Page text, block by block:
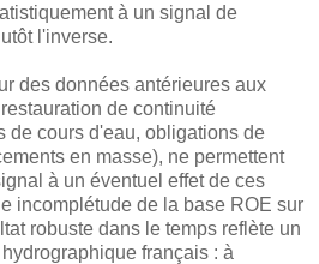
à un signal de
l'inverse.
des données antérieures aux
de continuité
de cours d'eau, obligations de
en masse), ne permettent
à un éventuel effet de ces
incomplétude de la base ROE sur
robuste dans le temps reflète un
français : à